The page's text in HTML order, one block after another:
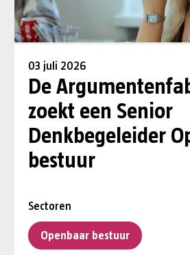
03 juli 2026
De
zoekt een Senior
Denkbegeleider
bestuur
Sectoren
Openbaar bestuur